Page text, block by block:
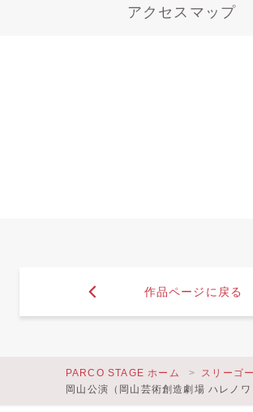
アクセスマップ
作品ページに戻る
PARCO STAGE ホーム
スリーゴ
岡山公演（岡山芸術創造劇場 ハレノワ